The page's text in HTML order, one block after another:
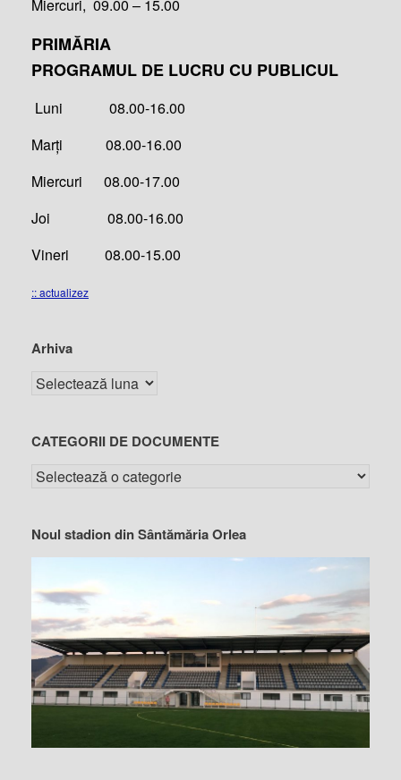
Miercuri, 09.00 – 15.00
PRIMĂRIA
PROGRAMUL DE LUCRU CU PUBLICUL
Luni 08.00-16.00
Marți 08.00-16.00
Miercuri 08.00-17.00
Joi 08.00-16.00
Vineri 08.00-15.00
:: actualizez
Arhiva
CATEGORII DE DOCUMENTE
Noul stadion din Sântămăria Orlea